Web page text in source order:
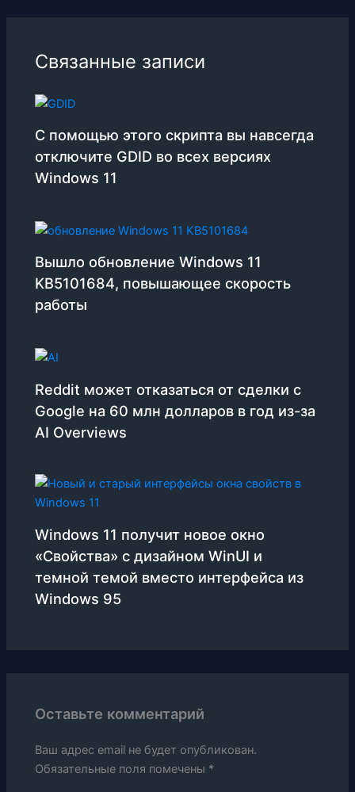
Связанные записи
С помощью этого скрипта вы навсегда
отключите GDID во всех версиях
Windows 11
Вышло обновление Windows 11
KB5101684, повышающее скорость
работы
Reddit может отказаться от сделки с
Google на 60 млн долларов в год из-за
AI Overviews
Windows 11 получит новое окно
«Свойства» с дизайном WinUI и
темной темой вместо интерфейса из
Windows 95
Оставьте комментарий
Ваш адрес email не будет опубликован.
Обязательные поля помечены *